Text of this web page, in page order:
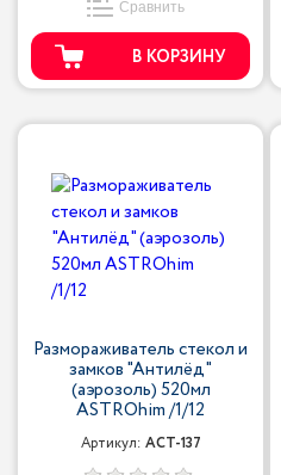
Сравнить
В КОРЗИНУ
Размораживатель стекол и
замков "Антилёд"
(аэрозоль) 520мл
ASTROhim /1/12
Артикул: ACT-137